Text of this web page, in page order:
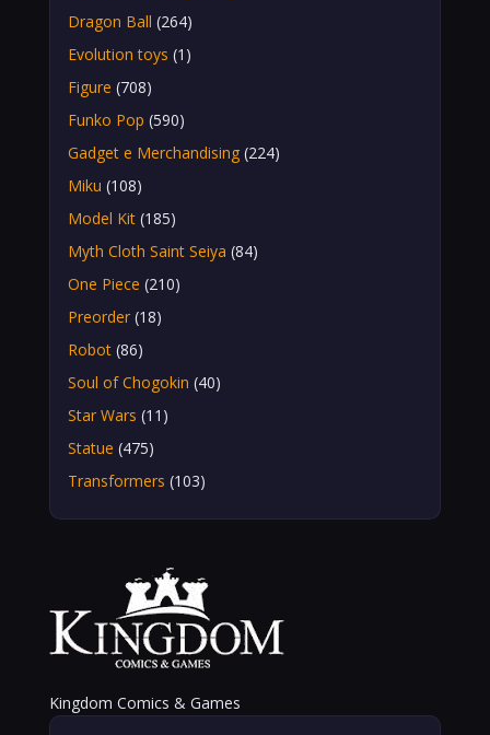
Dragon Ball (264)
Evolution toys (1)
Figure (708)
Funko Pop (590)
Gadget e Merchandising (224)
Miku (108)
Model Kit (185)
Myth Cloth Saint Seiya (84)
One Piece (210)
Preorder (18)
Robot (86)
Soul of Chogokin (40)
Star Wars (11)
Statue (475)
Transformers (103)
Kingdom Comics & Games